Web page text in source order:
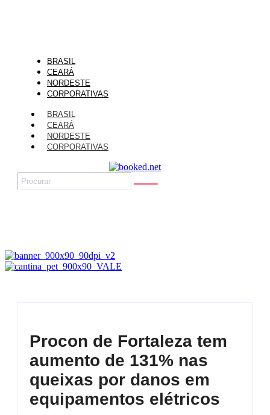
BRASIL
CEARÁ
NORDESTE
CORPORATIVAS
BRASIL
CEARÁ
NORDESTE
CORPORATIVAS
Procon de Fortaleza tem
aumento de 131% nas
queixas por danos em
equipamentos elétricos